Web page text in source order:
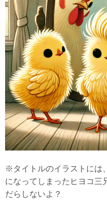
※タイトルのイラストには
になってしまったヒヨコ三
だらしないよ？